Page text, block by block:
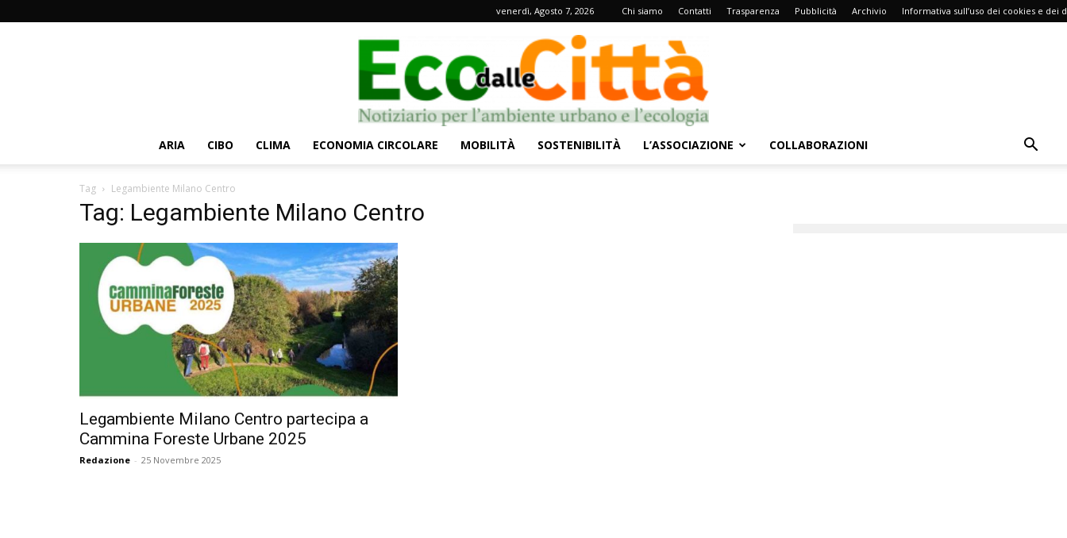
venerdì, Agosto 7, 2026 Chi siamo Contatti Trasparenza Pubblicità Archivio Informativa sull’uso dei cookies e dei
ARIA CIBO CLIMA ECONOMIA CIRCOLARE MOBILITÀ SOSTENIBILITÀ L’ASSOCIAZIONE COLLABORAZIONI
Tag Legambiente Milano Centro
Tag: Legambiente Milano Centro
Legambiente Milano Centro partecipa a
Cammina Foreste Urbane 2025
Redazione - 25 Novembre 2025